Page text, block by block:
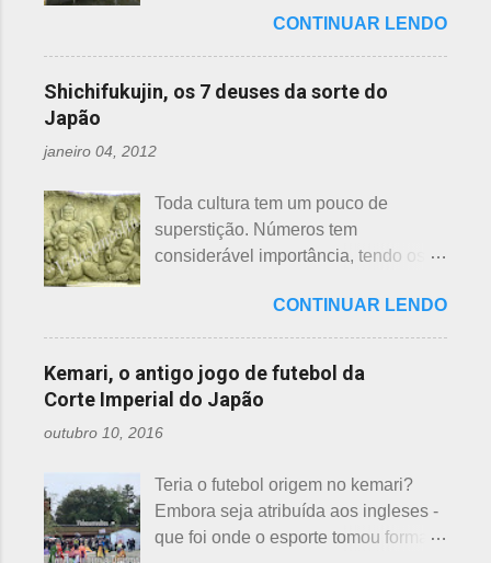
obrigatória, e visto em pouquíssimas
uma opinião, não consultei ninguém
para atender aos nossos insti...
vender a preço baixo. O Japão é um
país que recicla há muitos anos e
leva muito a sério. Em cidades como
panos de limpeza ou enviadas aos
países pobres. Campanhas ou
grupos de ajuda solicitando roupas
usadas aparecem vez ou outra em
redes sociais. Algumas instituições
repassar aos necessitados. A pref...
nesta >>> postagem e não havia
feito uma exclusiva sobre o assunto,
até porque existem toneladas de
informações pela net. No entanto, a
puxei um antigo rascunho do fundo
idades perigosas, antiga crença com
origem no período Heian. Uma
superstição baseada em trocadilhos,
números com significados ruins. Nos
tempos antigos, outras idades eram
incluídas como desfavoráveis. Yaku,
se traduz como infortúnio ou má sorte
ano. Se procurarmos pela tradução
da palavra Yakudoshi no Google,
aparece a palavra climatério. Embora
não haja muita informação, encontrei
CONTINUAR LENDO
Shichifukujin, os 7 deuses da sorte do
Japão
janeiro 04, 2012
Toda cultura tem um pouco de
superstição. Números tem
considerável importância, tendo os
números 4 (pronunciado " shi ") e 9
(pronunciado " ku ") são
considerados de azar, por causa da
pronúncia. "Shi" significa, também,
morte e "ku" , agonia ou tortura. 7 é
um número auspicioso em quase
sendo exceção no Japão. Este
número é incluído em vários termos,
por exemplo: 7 maravilhas do mundo,
CONTINUAR LENDO
Kemari, o antigo jogo de futebol da
Corte Imperial do Japão
outubro 10, 2016
Teria o futebol origem no kemari?
Embora seja atribuída aos ingleses -
que foi onde o esporte tomou forma -